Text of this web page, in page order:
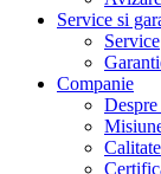
Service si
Service
Companie
Calitate